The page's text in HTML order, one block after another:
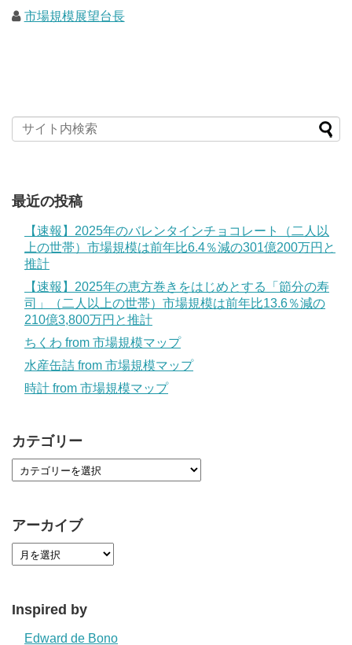
市場規模展望台長
最近の投稿
【速報】2025年のバレンタインチョコレート（二人以
上の世帯）市場規模は前年比6.4％減の301億200万円と
推計
【速報】2025年の恵方巻きをはじめとする「節分の寿
司」（二人以上の世帯）市場規模は前年比13.6％減の
210億3,800万円と推計
ちくわ from 市場規模マップ
水産缶詰 from 市場規模マップ
時計 from 市場規模マップ
カテゴリー
アーカイブ
Inspired by
Edward de Bono